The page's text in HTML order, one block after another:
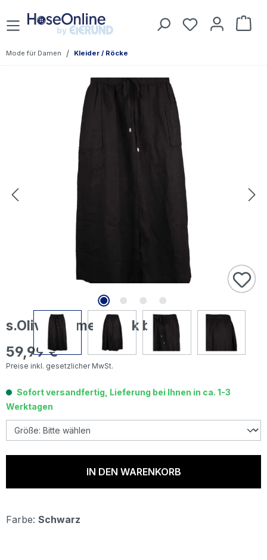
Zum Hauptinhalt springen Du hast 0
Mode für Damen / Kleider / Röcke
Bildergalerie überspringen
s.Oliver Damen Rock black
Regulärer Preis:
59,99 €
Preise inkl. gesetzlicher MwSt.
Sofort versandfertig, Lieferung bei Ihnen in ca. 1-3
Werktagen
IN DEN WARENKORB
Farbe: Schwarz